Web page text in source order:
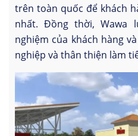
trên toàn quốc để khách
nhất. Đồng thời, Wawa
nghiệm của khách hàng
nghiệp và thân thiện làm